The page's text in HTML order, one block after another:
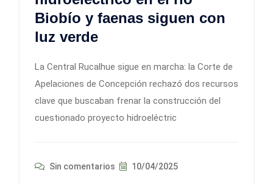
Biobío y faenas siguen con
luz verde
La Central Rucalhue sigue en marcha: la Corte de
Apelaciones de Concepción rechazó dos recursos
clave que buscaban frenar la construcción del
cuestionado proyecto hidroeléctric
Sin comentarios 10/04/2025